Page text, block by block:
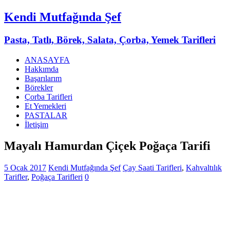
Kendi Mutfağında Şef
Pasta, Tatlı, Börek, Salata, Çorba, Yemek Tarifleri
ANASAYFA
Hakkımda
Başarılarım
Börekler
Çorba Tarifleri
Et Yemekleri
PASTALAR
İletişim
Mayalı Hamurdan Çiçek Poğaça Tarifi
5 Ocak 2017 Kendi Mutfağında Şef Çay Saati Tarifleri, Kahvaltılık
Tarifler, Poğaça Tarifleri 0